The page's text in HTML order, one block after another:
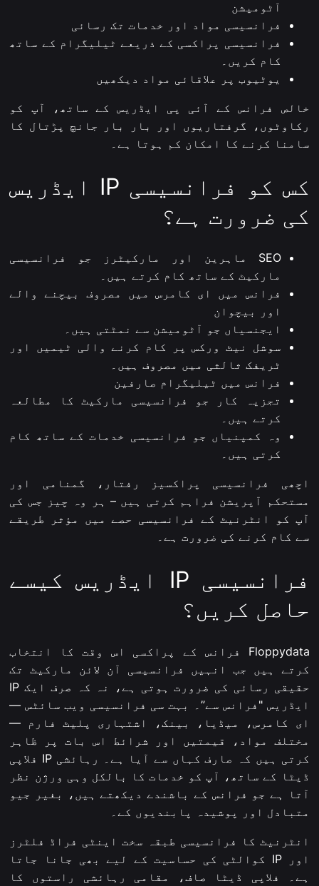
آٹومیشن
فرانسیسی مواد اور خدمات تک رسائی
فرانسیسی پراکسی کے ذریعے ٹیلیگرام کے ساتھ
کام کریں۔
یوٹیوب پر علاقائی مواد دیکھیں
خالص فرانس کے آئی پی ایڈریس کے ساتھ، آپ کو
رکاوٹوں، گرفتاریوں اور بار بار جانچ پڑتال کا
سامنا کرنے کا امکان کم ہوتا ہے۔
کس کو فرانسیسی IP ایڈریس
کی ضرورت ہے؟
SEO ماہرین اور مارکیٹرز جو فرانسیسی
مارکیٹ کے ساتھ کام کرتے ہیں۔
فرانس میں ای کامرس میں مصروف بیچنے والے
اور بیچوان
ایجنسیاں جو آٹومیشن سے نمٹتی ہیں۔
سوشل نیٹ ورکس پر کام کرنے والی ٹیمیں اور
ٹریفک ثالثی میں مصروف ہیں۔
فرانس میں ٹیلیگرام صارفین
تجزیہ کار جو فرانسیسی مارکیٹ کا مطالعہ
کرتے ہیں۔
وہ کمپنیاں جو فرانسیسی خدمات کے ساتھ کام
کرتی ہیں۔
اچھی فرانسیسی پراکسیز رفتار، گمنامی اور
مستحکم آپریشن فراہم کرتی ہیں – ہر وہ چیز جس کی
آپ کو انٹرنیٹ کے فرانسیسی حصے میں مؤثر طریقے
سے کام کرنے کی ضرورت ہے۔
فرانسیسی IP ایڈریس کیسے
حاصل کریں؟
Floppydata فرانس کے پراکسی اس وقت کا انتخاب
کرتے ہیں جب انہیں فرانسیسی آن لائن مارکیٹ تک
حقیقی رسائی کی ضرورت ہوتی ہے، نہ کہ صرف ایک IP
ایڈریس "فرانس سے”۔ بہت سی فرانسیسی ویب سائٹس —
ای کامرس، میڈیا، بینک، اشتہاری پلیٹ فارم —
مختلف مواد، قیمتیں اور شرائط اس بات پر ظاہر
کرتی ہیں کہ صارف کہاں سے آیا ہے۔ رہائشی IP فلاپی
ڈیٹا کے ساتھ، آپ کو خدمات کا بالکل وہی ورژن نظر
آتا ہے جو فرانس کے باشندے دیکھتے ہیں، بغیر جیو
متبادل اور پوشیدہ پابندیوں کے۔
انٹرنیٹ کا فرانسیسی طبقہ سخت اینٹی فراڈ فلٹرز
اور IP کوالٹی کی حساسیت کے لیے بھی جانا جاتا
ہے۔ فلاپی ڈیٹا صاف، مقامی رہائشی راستوں کا